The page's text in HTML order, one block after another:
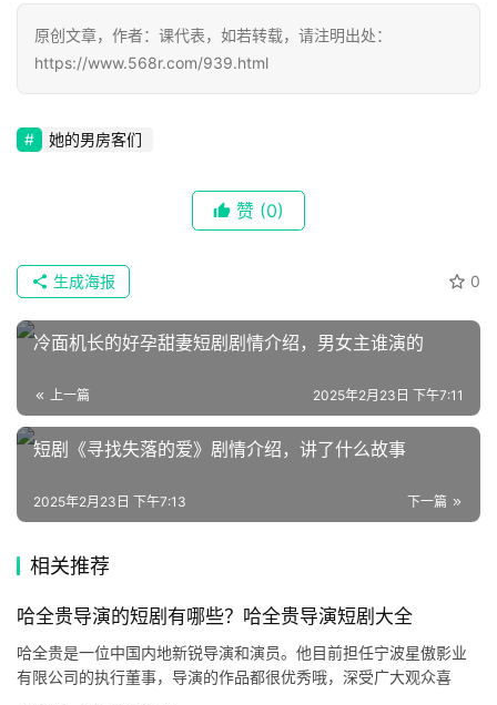
首
页
文
集
热
榜
速
🌱
博
主
登录 注册
原创文章，作者：课代表，如若转载，请注明出处：
https://www.568r.com/939.html
她的男房客们
赞 (0)
0
生成海报
冷面机长的好孕甜妻短剧剧情介绍，男女主谁演的
上一篇 2025年2月23日 下午7:11
短剧《寻找失落的爱》剧情介绍，讲了什么故事
下一篇
2025年2月23日 下午7:13
相关推荐
哈全贵导演的短剧有哪些？哈全贵导演短剧大全
哈全贵是一位中国内地新锐导演和演员。他目前担任‌宁波星傲影业
有限公司的执行董事，导演的作品都很优秀哦，深受广大观众喜